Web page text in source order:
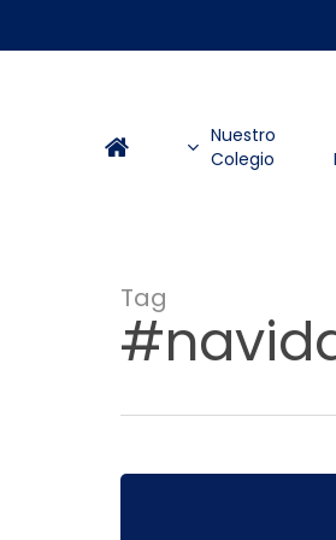
main
Nuestro
Colegio
Tag
¡Todos